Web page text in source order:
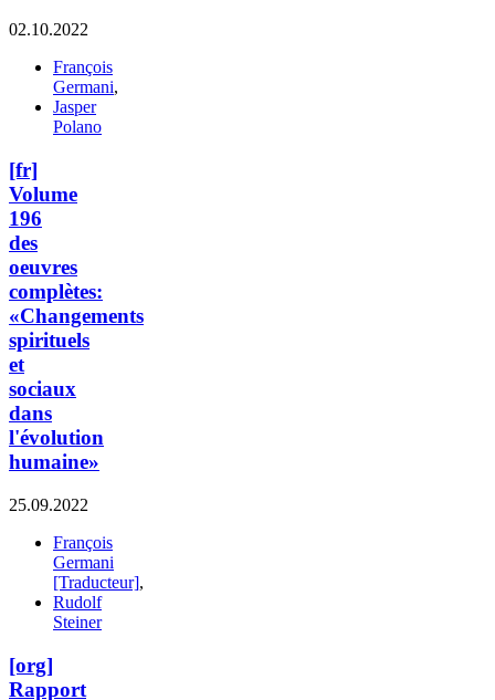
02.10.2022
François
Germani,
Jasper
Polano
[fr]
Volume
196
des
oeuvres
complètes:
«Changements
spirituels
et
sociaux
dans
l'évolution
humaine»
25.09.2022
François
Germani
[Traducteur],
Rudolf
Steiner
[org]
Rapport